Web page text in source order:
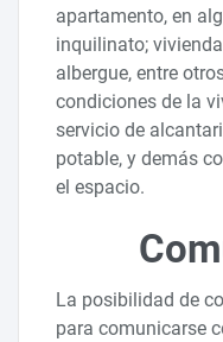
apartamento, en
inquilinato;
albergue, entre
condiciones de la
servicio de
potable, y demás
el espacio.
La posibilidad de
para comunicarse